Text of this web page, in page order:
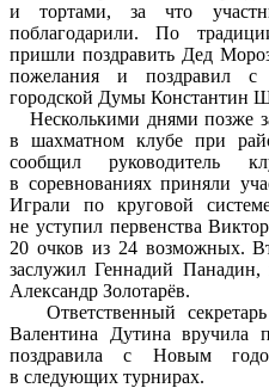
и тортами, за что
поблагодарили. По
пришли поздравить Дед
пожелания и поздравил с
городской Думы Константин
Несколькими днями позже
в шахматном клубе при
сообщил руководитель
в соревнованиях приняли
Играли по круговой
не уступил первенства
20 очков из 24 возможных.
заслужил Геннадий Панадин,
Александр Золотарёв.
Ответственный секретарь
Валентина Дутина вручила
поздравила с Новым
в следующих турнирах.